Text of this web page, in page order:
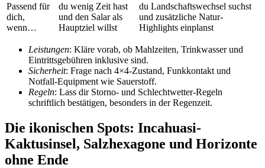
Passend für
dich,
wenn…
du wenig Zeit hast
und den Salar als
Hauptziel willst
du Landschaftswechsel suchst
und zusätzliche Natur-
Highlights einplanst
Leistungen: Kläre vorab, ob Mahlzeiten, Trinkwasser und
Eintrittsgebühren inklusive sind.
Sicherheit: Frage nach 4×4-Zustand, Funkkontakt und
Notfall-Equipment wie Sauerstoff.
Regeln: Lass dir Storno- und Schlechtwetter-Regeln
schriftlich bestätigen, besonders in der Regenzeit.
Die ikonischen Spots: Incahuasi-
Kaktusinsel, Salzhexagone und Horizonte
ohne Ende